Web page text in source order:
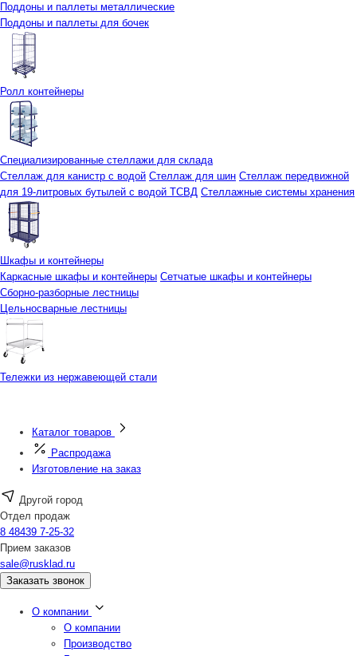
Поддоны и паллеты металлические
Поддоны и паллеты для бочек
Ролл контейнеры
Специализированные стеллажи для склада
Стеллаж для канистр с водой Стеллаж для шин Стеллаж передвижной
для 19-литровых бутылей с водой ТСВД Стеллажные системы хранения
Шкафы и контейнеры
Каркасные шкафы и контейнеры Сетчатые шкафы и контейнеры
Сборно-разборные лестницы
Цельносварные лестницы
Тележки из нержавеющей стали
Каталог товаров
Распродажа
Изготовление на заказ
Другой город
Отдел продаж
8 48439 7-25-32
Прием заказов
sale@rusklad.ru
Заказать звонок
О компании
О компании
Производство